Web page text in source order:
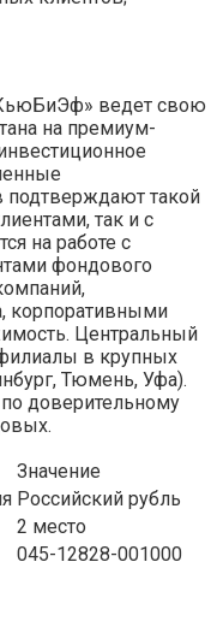
ведет свою
на премиум-
подтверждают такой
так и с
на работе с
фондового
корпоративными
Центральный
в крупных
Тюмень, Уфа).
доверительному
Значение
Российский рубль
2 место
045-12828-001000